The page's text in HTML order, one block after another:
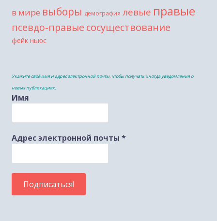
в мире выборы демография левые правые
псевдо-правые сосуществование
фейк ньюс
Укажите своё имя и адрес электронной почты, чтобы получать иногда уведомления о
новых публикациях.
Имя
Адрес электронной почты *